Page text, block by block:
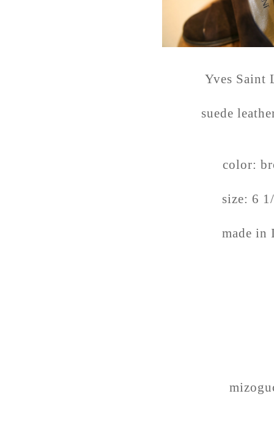
Yves Saint
suede
color:
size: 6
made in